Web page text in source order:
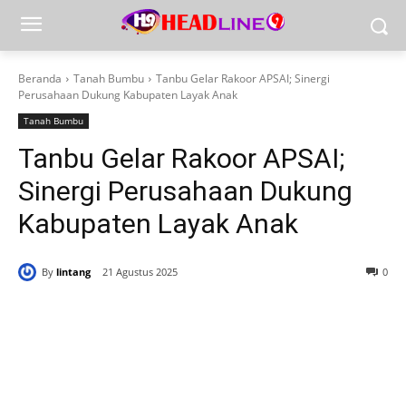
Beranda Tanah Bumbu
Tanbu Gelar Rakoor APSAI; Sinergi
Perusahaan Dukung Kabupaten Layak Anak
Tanah Bumbu
Tanbu Gelar Rakoor APSAI;
Sinergi Perusahaan Dukung
Kabupaten Layak Anak
By lintang 21 Agustus 2025 0